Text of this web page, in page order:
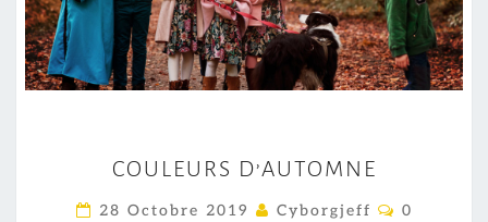
O
U
COULEURS D’AUTOMNE
28 Octobre 2019 Cyborgjeff
C
0